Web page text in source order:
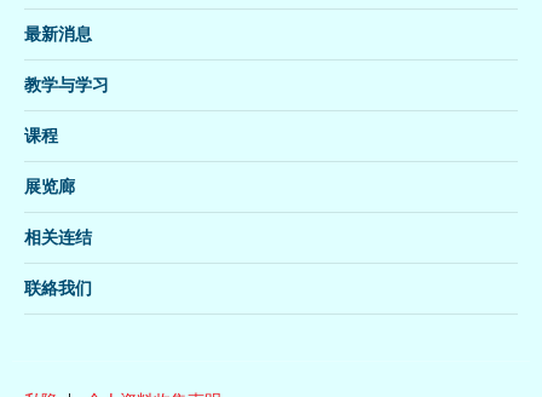
最新消息
教学与学习
课程
展览廊
相关连结
联絡我们